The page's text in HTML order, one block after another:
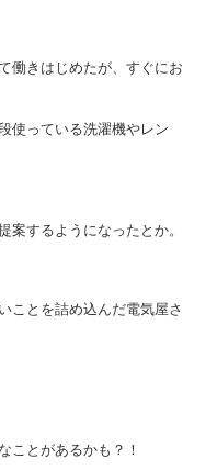
働きはじめたが、すぐにお
使っている洗濯機やレン
案するようになったとか。
ことを詰め込んだ電気屋さ
ことがあるかも？！